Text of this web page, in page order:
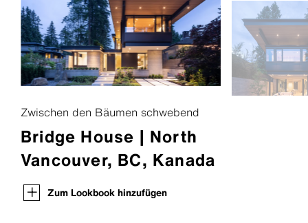
Services
Unternehmen
Inspiration
Musterbestellung
Zwischen den Bäumen schwebend
Bridge House | North
Vancouver, BC, Kanada
Zum Lookbook hinzufügen